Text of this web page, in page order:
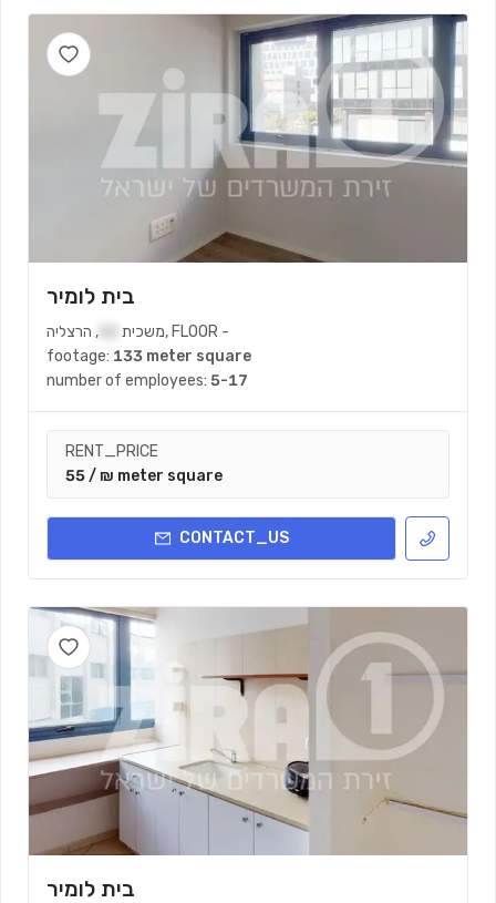
בית לומיר
משכית , הרצליה , FLOOR -
footage: 133 meter square
number of employees: 5-17
RENT_PRICE
55 / ₪ meter square
CONTACT_US
בית לומיר